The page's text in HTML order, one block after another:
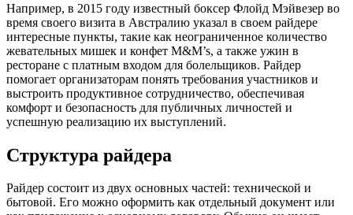
Например, в 2015 году известный боксер Флойд Мэйвезер во
время своего визита в Австралию указал в своем райдере
интересные пункты, такие как неограниченное количество
жевательных мишек и конфет M&M’s, а также ужин в
ресторане с платным входом для болельщиков. Райдер
помогает организаторам понять требования участников и
выстроить продуктивное сотрудничество, обеспечивая
комфорт и безопасность для публичных личностей и
успешную реализацию их выступлений.
Структура райдера
Райдер состоит из двух основных частей: технической и
бытовой. Его можно оформить как отдельный документ или